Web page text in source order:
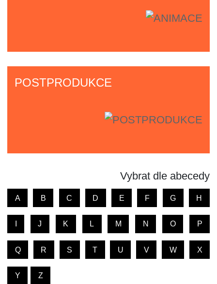
POSTPRODUKCE
Vybrat dle abecedy
A B C D E F G H
J K L M N O P
Q R S T U V W X
Y Z